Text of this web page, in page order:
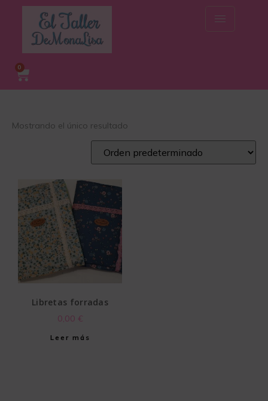
0
Mostrando el único resultado
Libretas forradas
0,00 €
Leer más